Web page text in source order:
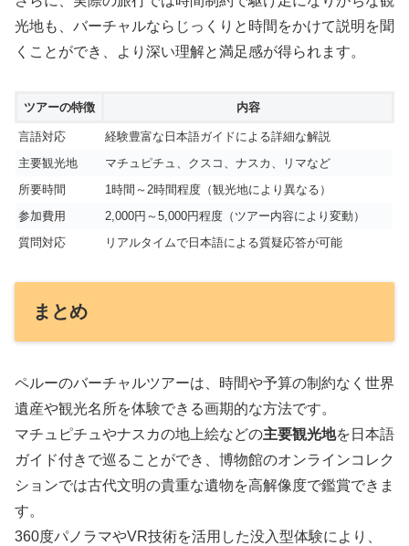
光地も、バーチャルならじっくりと時間をかけて説明を聞
くことができ、より深い理解と満足感が得られます。
ツアーの特徴 内容
言語対応
経験豊富な日本語ガイドによる詳細な解説
主要観光地
マチュピチュ、クスコ、ナスカ、リマなど
所要時間
1時間～2時間程度（観光地により異なる）
参加費用
2,000円～5,000円程度（ツアー内容により変動）
質問対応
リアルタイムで日本語による質疑応答が可能
まとめ
ペルーのバーチャルツアーは、時間や予算の制約なく世界
遺産や観光名所を体験できる画期的な方法です。
マチュピチュやナスカの地上絵などの主要観光地を日本語
ガイド付きで巡ることができ、博物館のオンラインコレク
ションでは古代文明の貴重な遺物を高解像度で鑑賞できま
す。
360度パノラマやVR技術を活用した没入型体験により、